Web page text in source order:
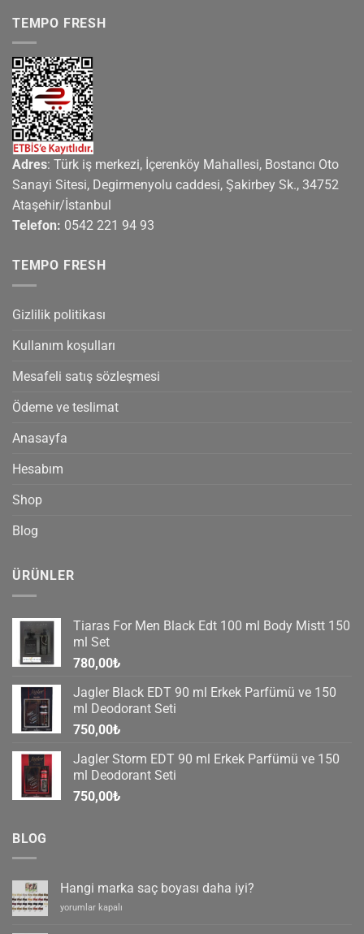
TEMPO FRESH
Adres: Türk iş merkezi, İçerenköy Mahallesi, Bostancı Oto
Sanayi Sitesi, Degirmenyolu caddesi, Şakirbey Sk., 34752
Ataşehir/İstanbul
Telefon: 0542 221 94 93
TEMPO FRESH
Gizlilik politikası
Kullanım koşulları
Mesafeli satış sözleşmesi
Ödeme ve teslimat
Anasayfa
Hesabım
Shop
Blog
ÜRÜNLER
Tiaras For Men Black Edt 100 ml Body Mistt 150
ml Set
780,00₺
Jagler Black EDT 90 ml Erkek Parfümü ve 150
ml Deodorant Seti
750,00₺
Jagler Storm EDT 90 ml Erkek Parfümü ve 150
ml Deodorant Seti
750,00₺
BLOG
Hangi marka saç boyası daha iyi?
Hangi
yorumlar kapalı